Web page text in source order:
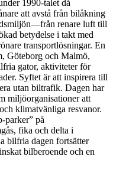
1990-talet då
att avstå från bilåkning
renare luft till
betydelse i takt med
transportlösningar. En
Göteborg och Malmö,
gator, aktiviteter för
Syftet är att inspirera till
utan biltrafik. Dagen har
miljöorganisationer att
klimatvänliga resvanor.
parker” på
fika och delta i
bilfria dagen fortsätter
bilberoende och en